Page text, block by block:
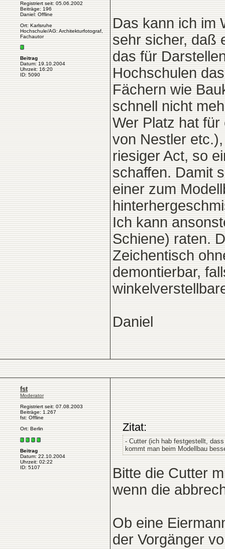
Registriert seit: 05.06.2002
Beiträge: 196
Daniel: Offline
Ort: Karlsruhe
Hochschule/AG: Architekturfotograf,
Fachautor
Beitrag
Datum: 19.10.2004
Uhrzeit: 16:20
ID: 5090
Das kann ich im
sehr sicher, daß
das für
Hochschulen
Fächern wie
schnell nicht
Wer Platz hat
von Nestler
riesiger Act, so
schaffen. Damit
einer zum
Ich kann
Schiene) raten.
Zeichentisch
demontierbar,
Daniel
fst
Moderator
Registriert seit: 07.08.2003
Beiträge: 1.267
fst: Offline
Ort: Berlin
Beitrag
Datum: 22.10.2004
Uhrzeit: 02:22
ID: 5107
Zitat:
- Cutter (ich hab festgestellt,
kommt man beim Modellbau
Bitte die Cutter
wenn die
Ob eine
der Vorgänger